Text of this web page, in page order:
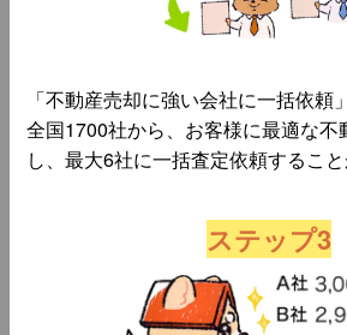
「不動産売却に強い会社に一括依頼」
全国1700社から、お客様に最適な不
し、最大6社に一括査定依頼すること
ステップ3